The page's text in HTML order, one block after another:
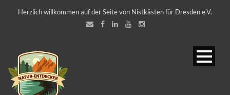
Herzlich willkommen auf der Seite von Nistkästen für Dresden e.V.